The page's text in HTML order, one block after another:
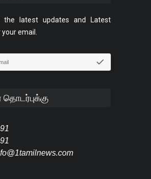
the latest updates and Latest
email.
தொடர்புக்கு